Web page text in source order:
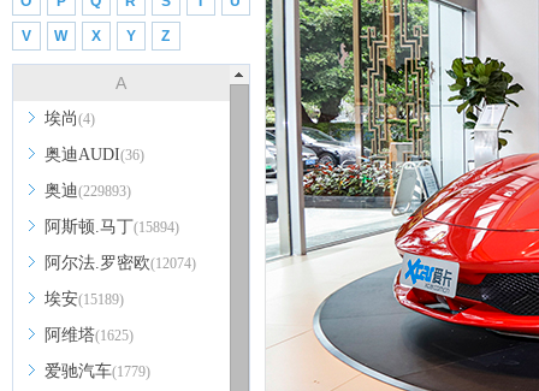
V W X Y Z
A
埃尚(4)
奥迪AUDI(36)
奥迪(229893)
阿斯顿.马丁(15894)
阿尔法.罗密欧(12074)
埃安(15189)
阿维塔(1625)
爱驰汽车(1779)